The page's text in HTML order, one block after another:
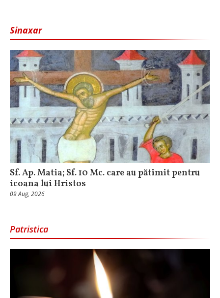
Sinaxar
Sf. Ap. Matia; Sf. 10 Mc. care au pătimit pentru
icoana lui Hristos
09 Aug, 2026
Patristica